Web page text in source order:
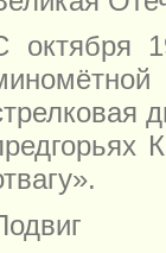
октября